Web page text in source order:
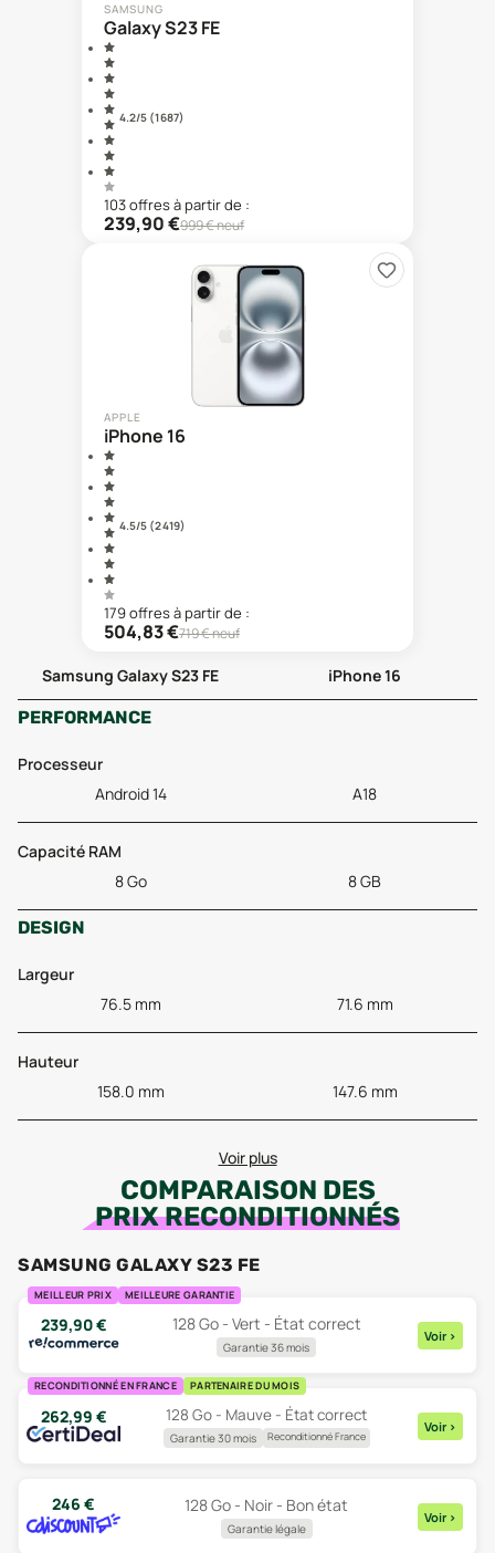
SAMSUNG
Galaxy S23 FE
4.2/5 (1 687)
103offresà partir de :
239,90€999€ neuf
APPLE
iPhone 16
4.5/5 (2 419)
179offresà partir de :
504,83€719€ neuf
Samsung Galaxy S23 FE
iPhone 16
PERFORMANCE
Processeur
Android 14
A18
Capacité RAM
8 Go
8 GB
DESIGN
Largeur
76.5 mm
71.6 mm
Hauteur
158.0 mm
147.6 mm
Voir plus
COMPARAISON DES
PRIX RECONDITIONNÉS
SAMSUNG GALAXY S23 FE
MEILLEUR PRIX MEILLEURE GARANTIE
239,90€ 128 Go - Vert - État correct
Garantie 36 mois
Voir >
RECONDITIONNÉ EN FRANCE PARTENAIRE DU MOIS
262,99 € 128 Go - Mauve - État correct
Garantie 30 mois Reconditionné France
Voir >
246 € 128 Go - Noir - Bon état
Garantie légale
Voir >